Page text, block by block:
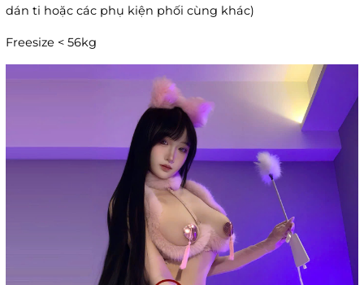
dán ti hoặc các phụ kiện phối cùng khác)
Freesize < 56kg